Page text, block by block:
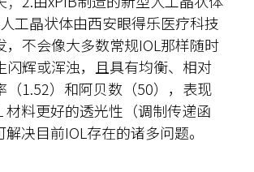
人工晶状体由西安眼得乐医疗科技
，不会像大多数常规IOL那样随时
闪辉或浑浊，且具有均衡、相对
（1.52）和阿贝数（50），表现
材料更好的透光性（调制传递函
决目前IOL存在的诸多问题。